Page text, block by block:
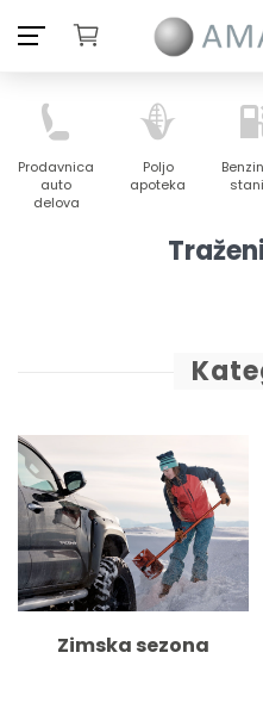
Prodavnica
auto
delova
Poljo
apoteka
Zimska sezona